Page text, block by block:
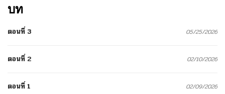
บท
ตอนที่ 3 05/25/2026
ตอนที่ 2 02/10/2026
ตอนที่ 1 02/09/2026